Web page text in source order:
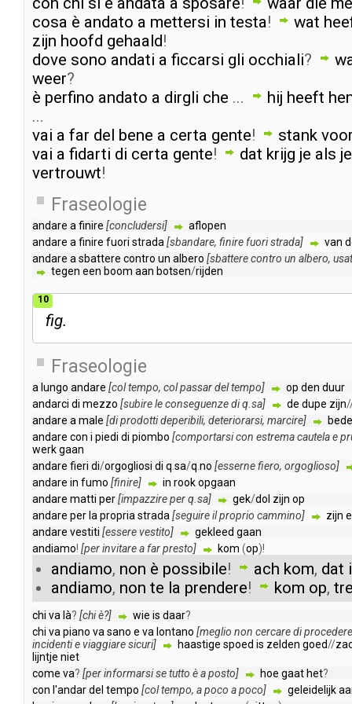
cosa è andato a mettersi in testa! wat
zijn hoofd gehaald!
dove sono andati a ficcarsi gli occhiali?
weer?
è perfino andato a dirgli che ... hij heeft
...
vai a far del bene a certa gente! stank
vai a fidarti di certa gente! dat krijg je als je
vertrouwt!
Fraseologie
andare a finire [concludersi]
aflopen
andare a finire fuori strada [sbandare, finire fuoristrada] van
andare a sbattere contro un albero [sbatterecontro un albero,
tegen een boom aan botsen/rijden
10
fig.
Fraseologie
a lungo andare [coltempo, colpassardeltempo] op den duur
andarci di mezzo [subireleconseguenzediq sa] de dupe zijn
andare a male [diprodottideperibili, deteriorarsi, marcire]
andare con i piedi di piombo [comportarsicon estremacautelae
werkgaan
andare fieri di/orgogliosi di q sa/q no [essernefiero, orgoglioso]
andare in fumo [finire] in rookopgaan
andare matti per[impazzireperq sa] gek/dol zijn op
andare per la propria strada [seguireilproprio cammino] zijn
andare vestiti [esserevestito] gekleed gaan
andiamo! [perinvitarea farpresto] kom (op)!
andiamo, non è possibile! ach kom, dat
andiamo, non te la prendere! kom op,
chi va là? [chiè?] wie is daar?
chi va piano va sano e va lontano [meglio non cercarediprocedere
incidentieviaggiaresicuri] haastige spoed is zelden goed//
lijntje niet
come va? [perinformarsisetutto èaposto] hoe gaat het?
con l'andardel tempo [coltempo, apoco apoco] geleidelijk